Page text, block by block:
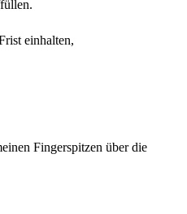
einhalten,
Fingerspitzen über die